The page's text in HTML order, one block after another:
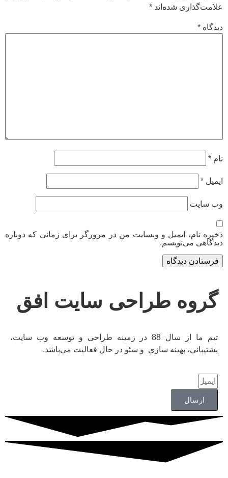
علامت‌گذاری شده‌اند *
دیدگاه *
نام *
ایمیل *
وب‌ سایت
ذخیره نام، ایمیل و وبسایت من در مرورگر برای زمانی که دوباره
دیدگاهی می‌نویسم.
گروه طراحی سایت افق
تیم ما از سال 88 در زمینه طراحی و توسعه وب سایت،
پشتیبانی، بهینه سازی و سئو در حال فعالیت می‌باشد.
ارسال